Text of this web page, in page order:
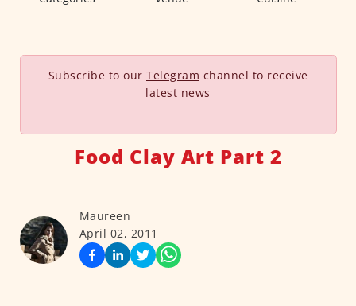
Subscribe to our Telegram channel to receive
latest news
Food Clay Art Part 2
Maureen
April 02, 2011